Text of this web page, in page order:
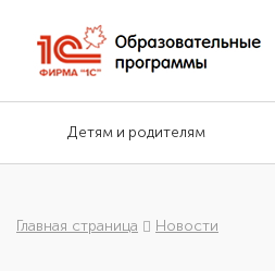
Детям и родителям
Главная страница Новости